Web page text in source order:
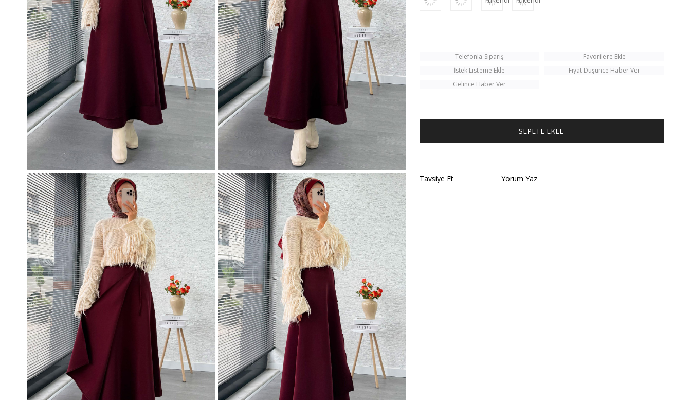
Telefonla Sipariş
Favorilere Ekle
İstek Listeme Ekle
Fiyat Düşünce Haber Ver
Gelince Haber Ver
Tavsiye Et
Yorum Yaz